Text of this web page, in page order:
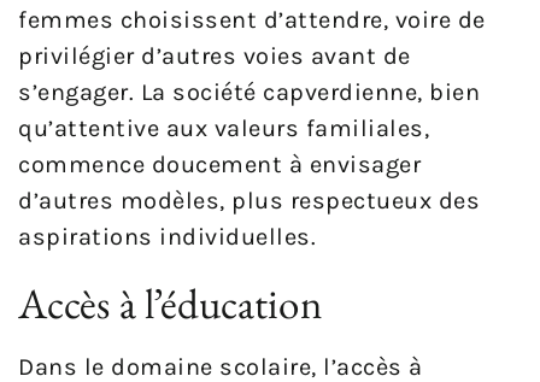
femmes choisissent d’attendre, voire de
privilégier d’autres voies avant de
s’engager. La société capverdienne, bien
qu’attentive aux valeurs familiales,
commence doucement à envisager
d’autres modèles, plus respectueux des
aspirations individuelles.
Accès à l’éducation
Dans le domaine scolaire, l’accès à